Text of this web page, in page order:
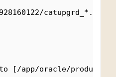
app/oracle/product/